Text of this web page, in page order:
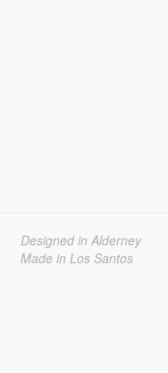
Designed in Alderney
Made in Los Santos